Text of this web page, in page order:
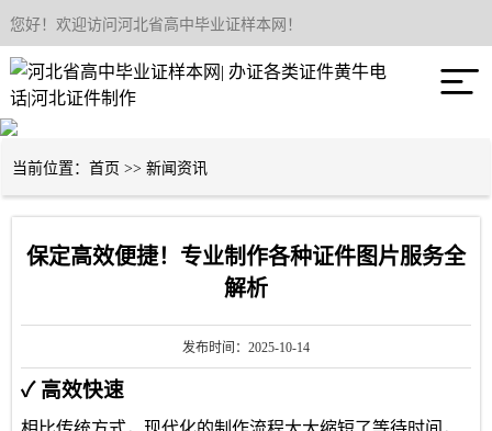
您好！欢迎访问河北省高中毕业证样本网！

新闻资讯
当前位置： 首页 >> 新闻资讯
保定高效便捷！专业制作各种证件图片服务全
解析
发布时间：2025-10-14
✓ 高效快速